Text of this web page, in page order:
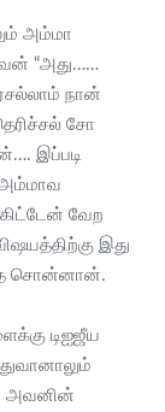
அம்மா
“அது……
நான்
சோ
இப்படி
வேற
இது
சொன்னான்.
டிஐஜீய
அவனின்